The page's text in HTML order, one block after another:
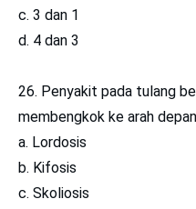
c. 3 dan 1
d. 4 dan 3
26. Penyakit pada tulang
membengkok ke arah
a. Lordosis
b. Kifosis
c. Skoliosis